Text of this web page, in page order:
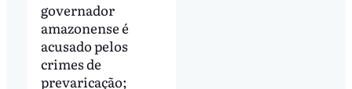
governador
amazonense é
acusado pelos
crimes de
prevaricação;